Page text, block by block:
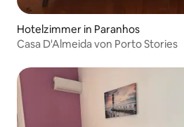
Hotelzimmer in Paranhos
Casa D'Almeida von Porto Stories